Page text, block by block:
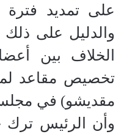
على تمديد فترة
والدليل على ذلك
الخلاف بين
تخصيص مقاعد
مقديشو) في
وأن الرئيس ترك